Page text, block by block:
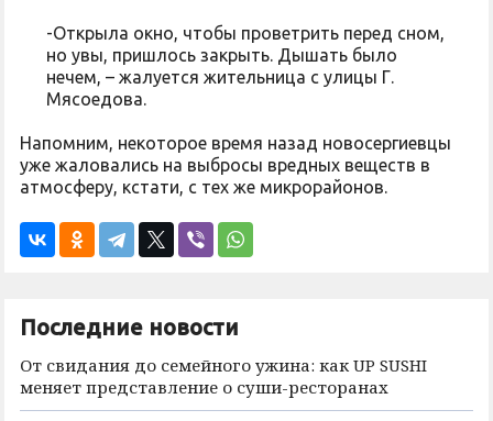
-Открыла окно, чтобы проветрить перед сном,
но увы, пришлось закрыть. Дышать было
нечем, – жалуется жительница с улицы Г.
Мясоедова.
Напомним, некоторое время назад новосергиевцы
уже жаловались на выбросы вредных веществ в
атмосферу, кстати, с тех же микрорайонов.
Последние новости
От свидания до семейного ужина: как UP SUSHI
меняет представление о суши-ресторанах